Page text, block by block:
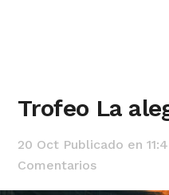
Trofeo La
20 Oct Publicado en
Comentarios